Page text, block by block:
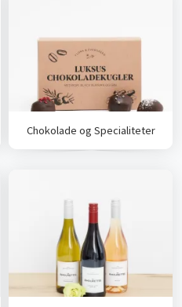
Chokolade og Specialiteter